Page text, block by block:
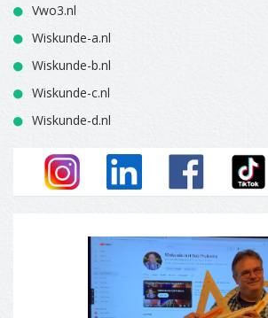
Vwo3.nl
Wiskunde-a.nl
Wiskunde-b.nl
Wiskunde-c.nl
Wiskunde-d.nl